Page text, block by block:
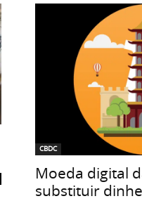
CBDC
Moeda digital
substituir